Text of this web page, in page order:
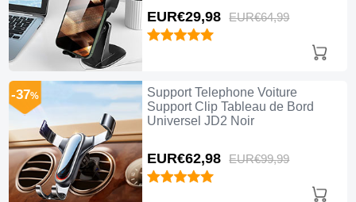
EUR€29,98 EUR€64,99
Support Telephone Voiture
Support Clip Tableau de Bord
Universel JD2 Noir
EUR€62,98 EUR€99,99
-37%